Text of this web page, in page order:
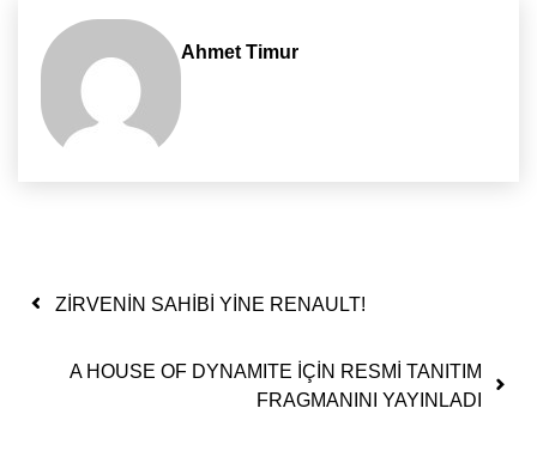
Ahmet Timur
Yazı dolaşımı
ZİRVENİN SAHİBİ YİNE RENAULT!
A HOUSE OF DYNAMITE İÇİN RESMİ TANITIM
FRAGMANINI YAYINLADI